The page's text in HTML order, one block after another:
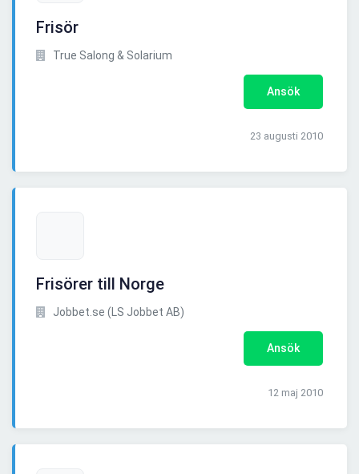
Frisör
True Salong & Solarium
Ansök
23 augusti 2010
Frisörer till Norge
Jobbet.se (LS Jobbet AB)
Ansök
12 maj 2010